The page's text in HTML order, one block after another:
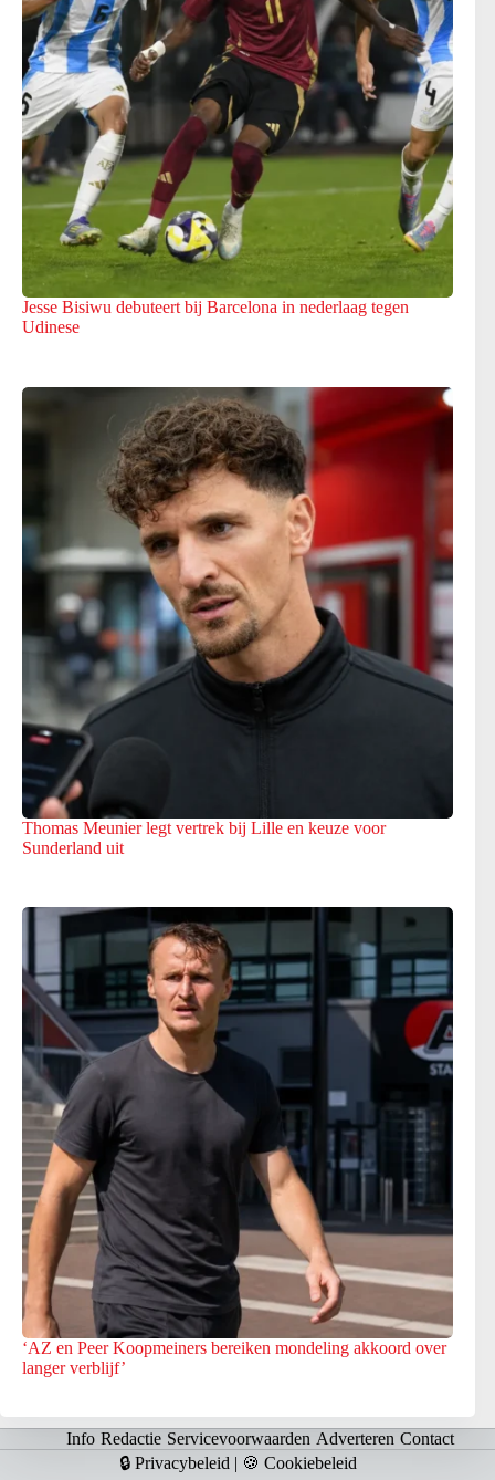
Jesse Bisiwu debuteert bij Barcelona in nederlaag tegen
Udinese
Thomas Meunier legt vertrek bij Lille en keuze voor
Sunderland uit
‘AZ en Peer Koopmeiners bereiken mondeling akkoord over
langer verblijf’
Info Redactie Servicevoorwaarden Adverteren Contact
🔒 Privacybeleid | 🍪 Cookiebeleid